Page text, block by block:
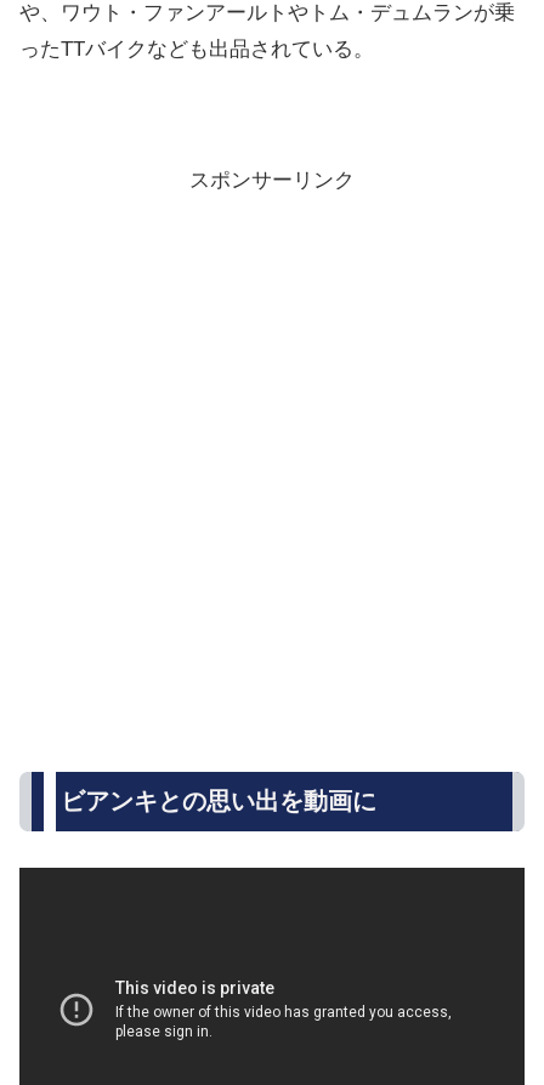
や、ワウト・ファンアールトやトム・デュムランが乗
ったTTバイクなども出品されている。
スポンサーリンク
ビアンキとの思い出を動画に